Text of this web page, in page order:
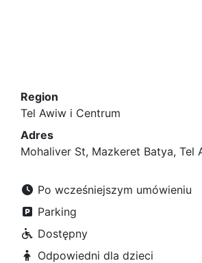
Region
Tel Awiw i Centrum
Adres
Mohaliver St, Mazkeret Batya, Tel
Po wcześniejszym umówieniu
Parking
Dostępny
Odpowiedni dla dzieci